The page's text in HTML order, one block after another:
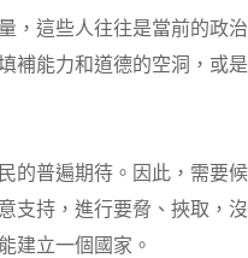
，這些人往往是當前的政
補能力和道德的空洞，或
的普遍期待。因此，需要
支持，進行要脅、挾取，
建立一個國家。